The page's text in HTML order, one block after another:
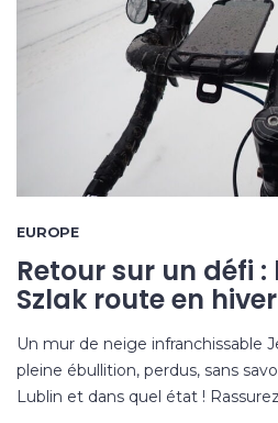
EUROPE
Retour sur un défi :
Szlak route en
Un mur de neige infranchissable
pleine ébullition, perdus, sans
Lublin et dans quel état !